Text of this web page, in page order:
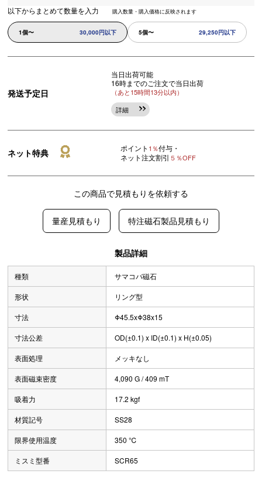
以下からまとめて数量を入力 購入数量・購入価格に反映されます
1個〜 30,000円以下 5個〜 29,250円以下
発送予定日
当日出荷可能
16時までのご注文で当日出荷
（あと15時間13分以内）
詳細
ネット特典 ポイント 1％付与・
ネット注文割引 ５％OFF
この商品で見積もりを依頼する
量産見積もり 特注磁石製品見積もり
製品詳細
種類 サマコバ磁石
形状 リング型
寸法 Φ45.5xΦ38x15
寸法公差 OD(±0.1) x ID(±0.1) x H(±0.05)
表面処理 メッキなし
表面磁束密度 4,090 G / 409 mT
吸着力 17.2 kgf
材質記号 SS28
限界使用温度 350 ℃
ミスミ型番 SCR65